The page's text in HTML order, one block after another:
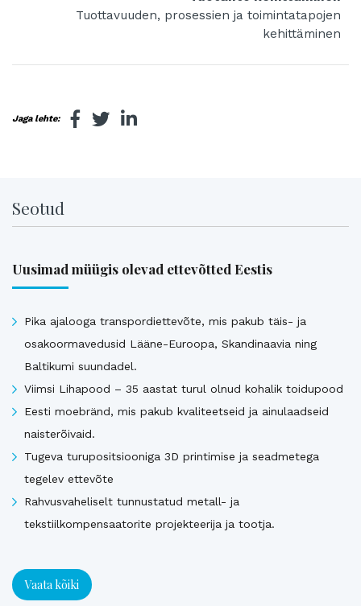
Tuottavuuden, prosessien ja toimintatapojen
kehittäminen
Jaga lehte:
Seotud
Uusimad müügis olevad ettevõtted Eestis
Pika ajalooga transpordiettevõte, mis pakub täis- ja
osakoormavedusid Lääne-Euroopa, Skandinaavia ning
Baltikumi suundadel.
Viimsi Lihapood – 35 aastat turul olnud kohalik toidupood
Eesti moebränd, mis pakub kvaliteetseid ja ainulaadseid
naisterõivaid.
Tugeva turupositsiooniga 3D printimise ja seadmetega
tegelev ettevõte
Rahvusvaheliselt tunnustatud metall- ja
tekstiilkompensaatorite projekteerija ja tootja.
Vaata kõiki